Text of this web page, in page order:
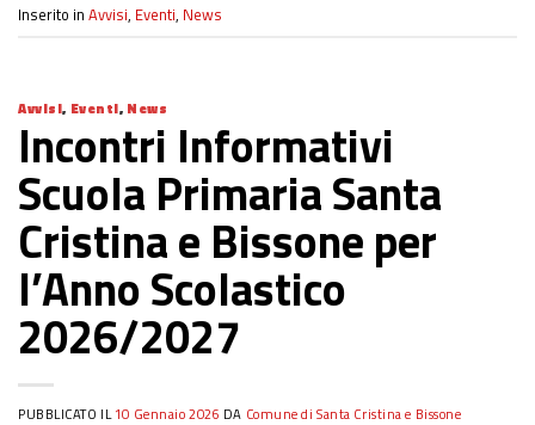
Inserito in Avvisi, Eventi, News
Avvisi, Eventi, News
Incontri Informativi
Scuola Primaria Santa
Cristina e Bissone per
l’Anno Scolastico
2026/2027
PUBBLICATO IL10 Gennaio 2026 DA Comune di Santa Cristina e Bissone